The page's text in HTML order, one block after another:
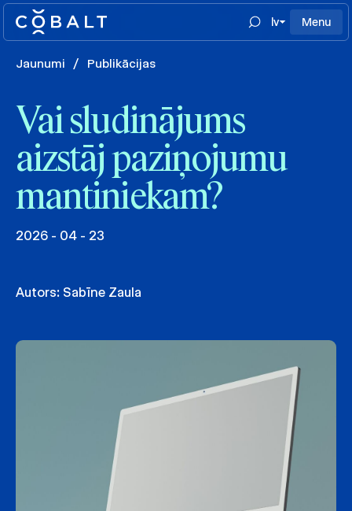
lv Menu
Jaunumi / Publikācijas
Vai sludinājums
aizstāj paziņojumu
mantiniekam?
2026 - 04 - 23
Autors: Sabīne Zaula